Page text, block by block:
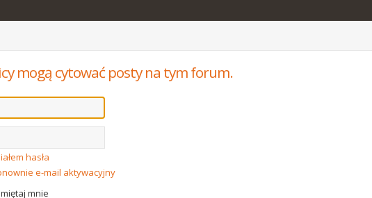
mogą cytować posty na tym forum.
hasła
e-mail aktywacyjny
mnie